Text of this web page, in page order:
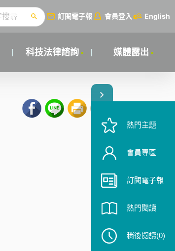
訂閱電子報 會員登入 English
科技法律諮詢 媒體露出
熱門主題
會員專區
訂閱電子報
熱門閱讀
稍後閱讀(0)